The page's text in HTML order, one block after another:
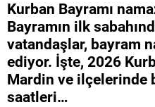
Kurban Bayramı
Bayramın ilk
vatandaşlar, bayram
ediyor. İşte, 2026
Mardin ve ilçelerinde
saatleri…